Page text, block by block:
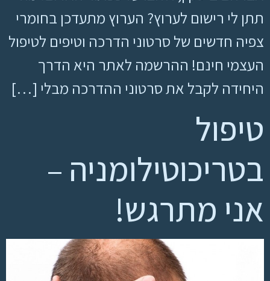
תתן לי רישום לערוץ? הערוץ מתעדכן בחומרי
צפיה חדשים של סרטוני הדרכה וטיפים לטיפול
העצמי חינם! ההרשמה לאתר היא הדרך
היחידה לקבל את סרטוני ההדרכה מבלי […]
טיפול
בטריכוטילומניה –
אני מתרגש!